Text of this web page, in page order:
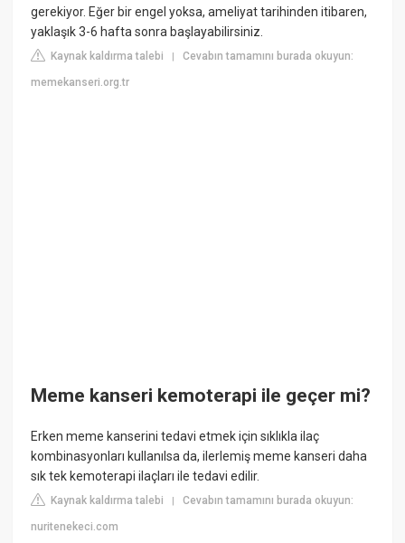
gerekiyor. Eğer bir engel yoksa, ameliyat tarihinden itibaren,
yaklaşık 3-6 hafta sonra başlayabilirsiniz.
Kaynak kaldırma talebi |Cevabın tamamını burada okuyun:
memekanseri.org.tr
Meme kanseri kemoterapi ile geçer mi?
Erken meme kanserini tedavi etmek için sıklıkla ilaç
kombinasyonları kullanılsa da, ilerlemiş meme kanseri daha
sık tek kemoterapi ilaçları ile tedavi edilir.
Kaynak kaldırma talebi |Cevabın tamamını burada okuyun:
nuritenekeci.com